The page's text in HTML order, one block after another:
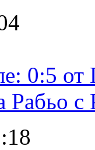
0:5
Рабьо с